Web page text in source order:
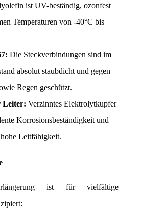
ist UV-beständig, ozonfest
Temperaturen von -40°C bis
Die Steckverbindungen sind im
absolut staubdicht und gegen
Regen geschützt.
Leiter: Verzinntes Elektrolytkupfer
Korrosionsbeständigkeit und
Leitfähigkeit.
ist für vielfältige